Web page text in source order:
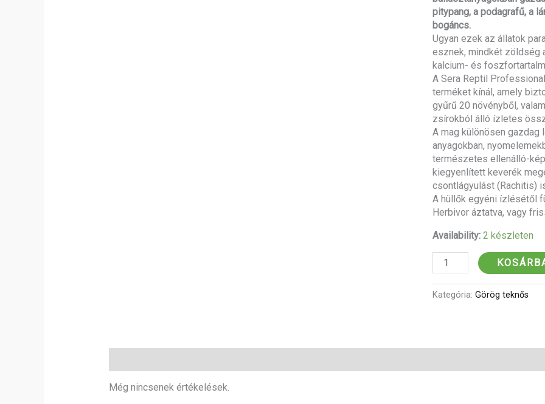
pitypang, a podagrafű, a
bogáncs.
Ugyan ezek az állatok
esznek, mindkét zöldség
kalcium- és
A Sera Reptil
terméket kínál, amely
gyűrű 20 növényből,
zsírokból álló ízletes
A mag különösen gazdag
anyagokban,
természetes ellenálló-
kiegyenlített keverék
csontlágyulást (Rachitis)
A hüllők egyéni ízlésétől
Herbivor áztatva, vagy
Availability: 2 készleten
Kategória:Görög teknős
Még nincsenek értékelések.